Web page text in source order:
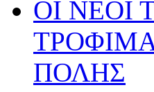
ΟΙ ΝΕΟΙ
ΠΟΛΗΣ